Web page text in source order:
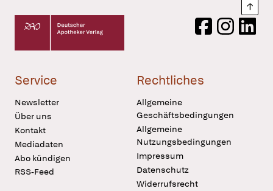
Deutscher Apotheker Verlag Logo
FacebookInstagram
Service
Newsletter
Über uns
Kontakt
Mediadaten
Abo kündigen
RSS-Feed
Rechtliches
Allgemeine
Geschäftsbedingungen
Allgemeine
Nutzungsbedingungen
Impressum
Datenschutz
Widerrufsrecht